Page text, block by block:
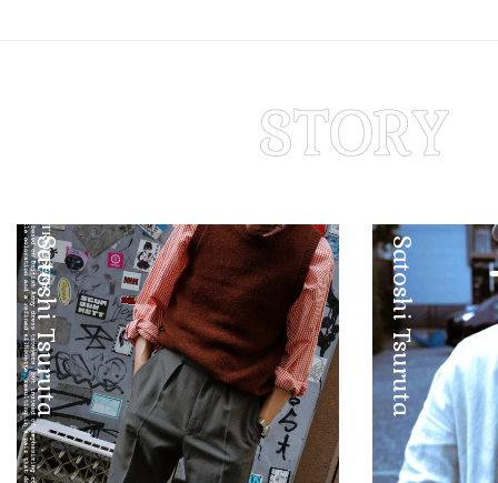
Satoshi Tsuruta Satoshi Tsuruta